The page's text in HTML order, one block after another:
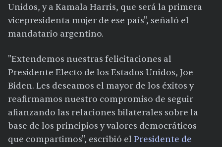
Unidos, y a Kamala Harris, que será la primera
vicepresidenta mujer de ese país", señaló el
mandatario argentino.
"Extendemos nuestras felicitaciones al
Presidente Electo de los Estados Unidos, Joe
Biden. Les deseamos el mayor de los éxitos y
reafirmamos nuestro compromiso de seguir
afianzando las relaciones bilaterales sobre la
base de los principios y valores democráticos
que compartimos", escribió el Presidente de